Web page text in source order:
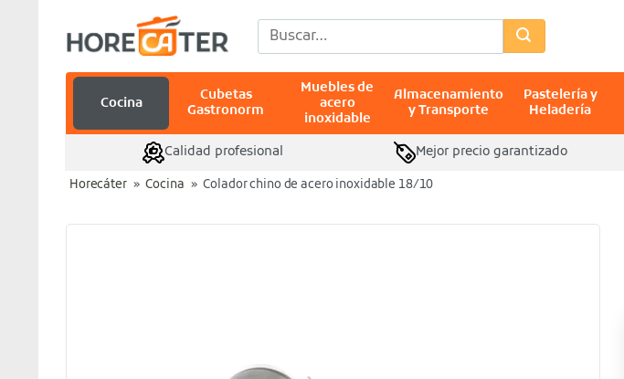
contenido
Buscar
por:
Cocina
Cubetas
Gastronorm
Muebles de
acero
inoxidable
Almacenamiento
y Transporte
Pastelería y
Heladería
Calidad profesional Mejor precio garantizado
Horecáter » Cocina » Colador chino de acero inoxidable 18/10